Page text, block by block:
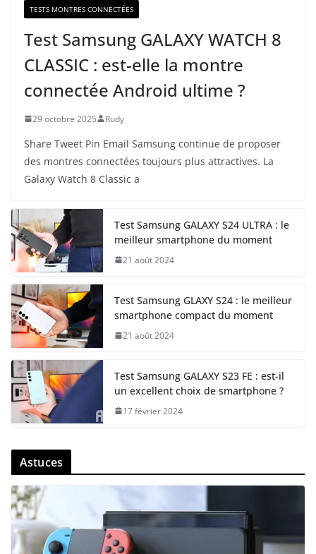
TESTS MONTRES CONNECTÉES
Test Samsung GALAXY WATCH 8
CLASSIC : est-elle la montre
connectée Android ultime ?
29 octobre 2025 Rudy
Share Tweet Pin Email Samsung continue de proposer
des montres connectées toujours plus attractives. La
Galaxy Watch 8 Classic a
Test Samsung GALAXY S24 ULTRA : le
meilleur smartphone du moment
21 août 2024
Test Samsung GLAXY S24 : le meilleur
smartphone compact du moment
21 août 2024
Test Samsung GALAXY S23 FE : est-il
un excellent choix de smartphone ?
17 février 2024
Astuces